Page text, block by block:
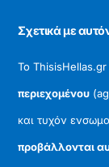
Σχετικά με
Το
περιεχομένου
και τυχόν
προβάλλονται